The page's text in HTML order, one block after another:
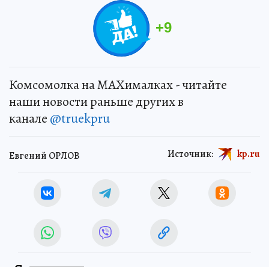
+9
Комсомолка на MAXималках - читайте
наши новости раньше других в
канале @truekpru
Евгений ОРЛОВ Источник: kp.ru